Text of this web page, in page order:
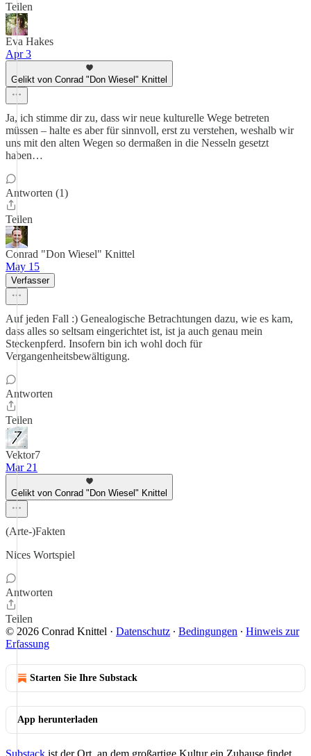
Teilen
Eva Hakes
Apr 3
Gelikt von Conrad "Don Wiesel" Knittel
Ja, ich stimme dir zu, dass wir neue kulturelle Wege betreten
müssen – halte es aber für sinnvoll, erst zu verstehen, weshalb wir
uns mit den alten Wegen so dermaßen in die Nesseln gesetzt
haben…
Antworten (1)
Teilen
Conrad "Don Wiesel" Knittel
May 15
Verfasser
Auf jeden Fall :) Genealogische Betrachtungen dazu, wie es kam,
dass alles so seltsam eingerichtet ist, ist ja auch genau mein
Steckenpferd. Insofern bin ich wohl doch für
Vergangenheitsbewältigung.
Antworten
Teilen
Vektor7
Mar 21
Gelikt von Conrad "Don Wiesel" Knittel
(Arte-)Fakten
Nices Wortspiel
Antworten
Teilen
© 2026 Conrad Knittel · Datenschutz ∙ Bedingungen ∙ Hinweis zur
Erfassung
Starten Sie Ihre Substack
App herunterladen
Substack ist der Ort, an dem großartige Kultur ein Zuhause findet.